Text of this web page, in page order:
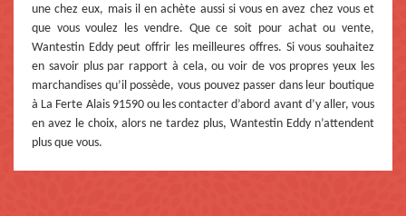
une chez eux, mais il en achète aussi si vous en avez chez vous et
que vous voulez les vendre. Que ce soit pour achat ou vente,
Wantestin Eddy peut offrir les meilleures offres. Si vous souhaitez
en savoir plus par rapport à cela, ou voir de vos propres yeux les
marchandises qu’il possède, vous pouvez passer dans leur boutique
à La Ferte Alais 91590 ou les contacter d’abord avant d’y aller, vous
en avez le choix, alors ne tardez plus, Wantestin Eddy n’attendent
plus que vous.